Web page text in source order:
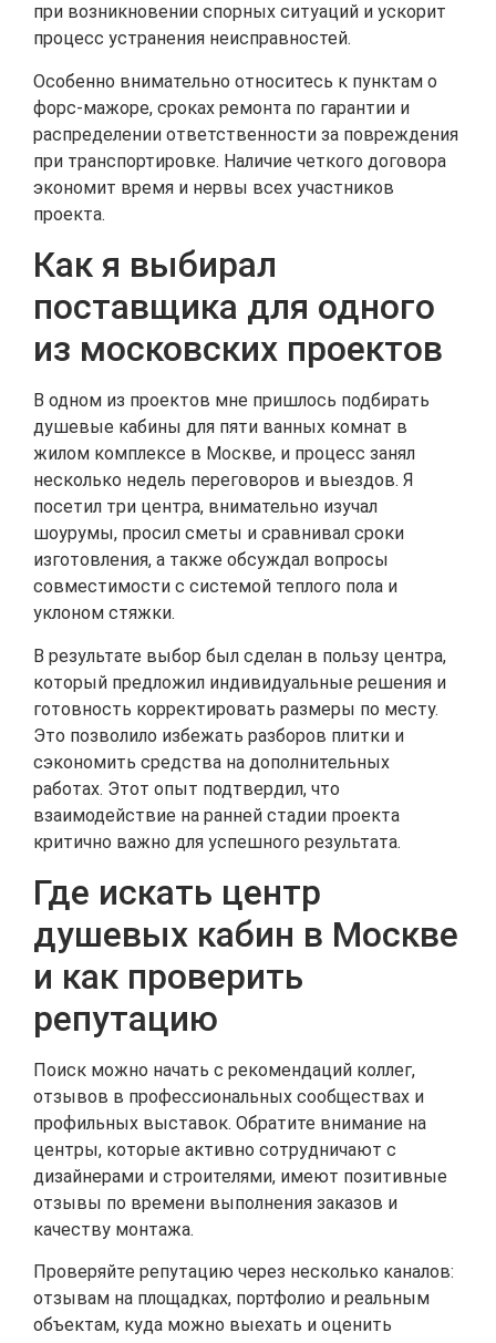
при возникновении спорных ситуаций и ускорит
процесс устранения неисправностей.
Особенно внимательно относитесь к пунктам о
форс-мажоре, сроках ремонта по гарантии и
распределении ответственности за повреждения
при транспортировке. Наличие четкого договора
экономит время и нервы всех участников
проекта.
Как я выбирал
поставщика для одного
из московских проектов
В одном из проектов мне пришлось подбирать
душевые кабины для пяти ванных комнат в
жилом комплексе в Москве, и процесс занял
несколько недель переговоров и выездов. Я
посетил три центра, внимательно изучал
шоурумы, просил сметы и сравнивал сроки
изготовления, а также обсуждал вопросы
совместимости с системой теплого пола и
уклоном стяжки.
В результате выбор был сделан в пользу центра,
который предложил индивидуальные решения и
готовность корректировать размеры по месту.
Это позволило избежать разборов плитки и
сэкономить средства на дополнительных
работах. Этот опыт подтвердил, что
взаимодействие на ранней стадии проекта
критично важно для успешного результата.
Где искать центр
душевых кабин в Москве
и как проверить
репутацию
Поиск можно начать с рекомендаций коллег,
отзывов в профессиональных сообществах и
профильных выставок. Обратите внимание на
центры, которые активно сотрудничают с
дизайнерами и строителями, имеют позитивные
отзывы по времени выполнения заказов и
качеству монтажа.
Проверяйте репутацию через несколько каналов:
отзывам на площадках, портфолио и реальным
объектам, куда можно выехать и оценить